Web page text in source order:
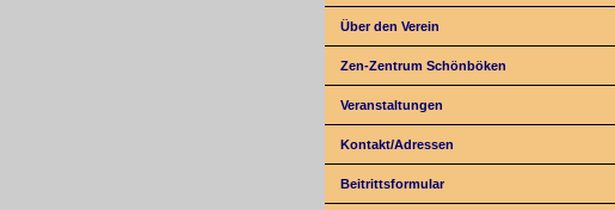
Über den Verein
Zen-Zentrum Schönböken
Veranstaltungen
Kontakt/Adressen
Beitrittsformular